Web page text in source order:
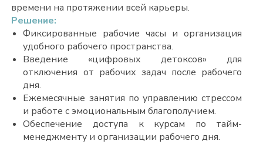
времени на протяжении всей карьеры.
Решение:
Фиксированные рабочие часы и организация
удобного рабочего пространства.
Введение «цифровых детоксов» для
отключения от рабочих задач после рабочего
дня.
Ежемесячные занятия по управлению стрессом
и работе с эмоциональным благополучием.
Обеспечение доступа к курсам по тайм-
менеджменту и организации рабочего дня.